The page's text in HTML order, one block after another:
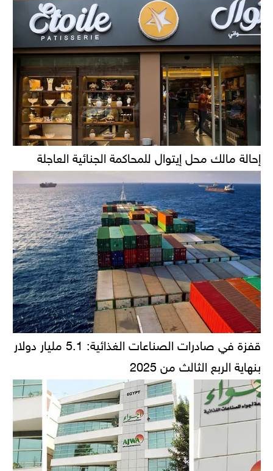
إحالة مالك محل إيتوال للمحاكمة الجنائية العاجلة
قفزة في صادرات الصناعات الغذائية: 5.1 مليار دولار
بنهاية الربع الثالث من 2025